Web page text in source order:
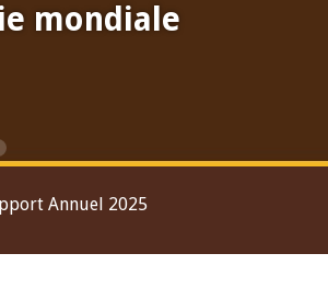
mondiale
Annuel 2025